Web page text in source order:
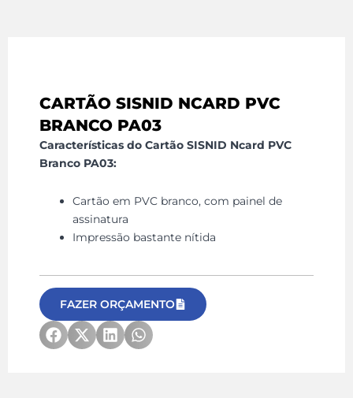
CARTÃO SISNID NCARD PVC
BRANCO PA03
Características do Cartão SISNID Ncard PVC
Branco PA03:
Cartão em PVC branco, com painel de
assinatura
Impressão bastante nítida
FAZER ORÇAMENTO